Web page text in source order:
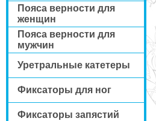
Пояса верности для
женщин
Пояса верности для
мужчин
Уретральные катетеры
Фиксаторы для ног
Фиксаторы запястий